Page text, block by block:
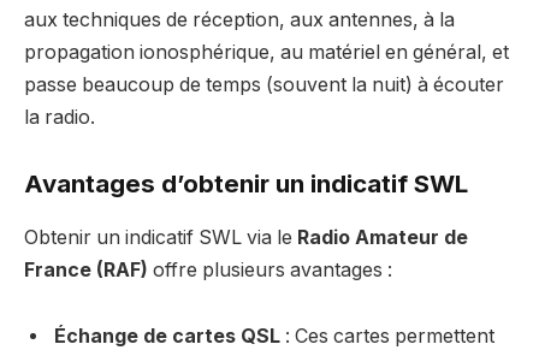
aux techniques de réception, aux antennes, à la
propagation ionosphérique, au matériel en général, et
passe beaucoup de temps (souvent la nuit) à écouter
la radio.
Avantages d’obtenir un indicatif SWL
Obtenir un indicatif SWL via le Radio Amateur de
France (RAF) offre plusieurs avantages :
Échange de cartes QSL : Ces cartes permettent